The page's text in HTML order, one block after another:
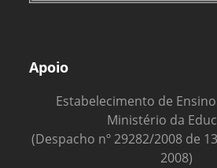
Apoio
Estabelecimento de
Ministério da
(Despacho nº 29282/2008 de
2008)